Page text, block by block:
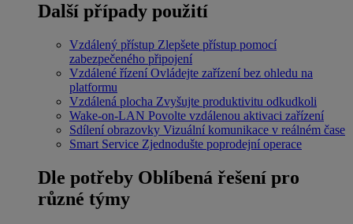
Další případy použití
Vzdálený přístup Zlepšete přístup pomocí
zabezpečeného připojení
Vzdálené řízení Ovládejte zařízení bez ohledu na
platformu
Vzdálená plocha Zvyšujte produktivitu odkudkoli
Wake-on-LAN Povolte vzdálenou aktivaci zařízení
Sdílení obrazovky Vizuální komunikace v reálném čase
Smart Service Zjednodušte poprodejní operace
Dle potřeby Oblíbená řešení pro
různé týmy